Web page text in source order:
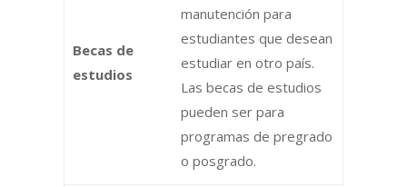
Becas de
estudios
manutención para
estudiantes que desean
estudiar en otro país.
Las becas de estudios
pueden ser para
programas de pregrado
o posgrado.